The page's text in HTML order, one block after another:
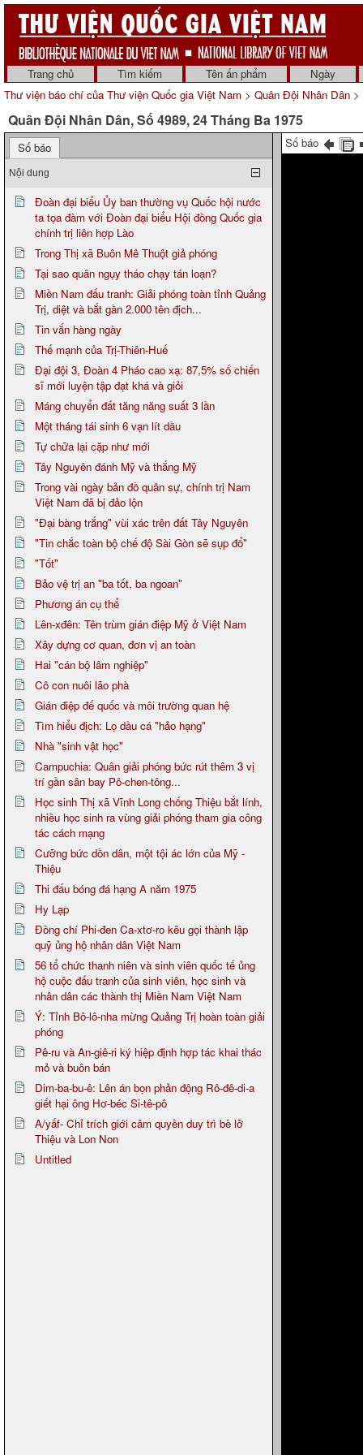
Trang chủ Tìm kiếm Tên ấn phẩm
Ngày
Thư viện báo chí của Thư viện Quốc gia Việt Nam > Quân Đội Nhân Dân >
Quân Đội Nhân Dân, Số 4989, 24 Tháng Ba 1975
Số báo
Nội dung
Đoàn đại biểu Ủy ban thường vụ Quốc hội nước
ta tọa đàm với Đoàn đại biểu Hội đồng Quốc gia
chính trị liên hợp Lào
Trong Thị xã Buôn Mê Thuột giả phóng
Tại sao quân ngụy tháo chạy tán loạn?
Miền Nam đấu tranh: Giải phóng toàn tỉnh Quảng
Trị, diệt và bắt gần 2.000 tên địch...
Tin vắn hàng ngày
Thế mạnh của Trị-Thiên-Huế
Đại đội 3, Đoàn 4 Pháo cao xạ: 87,5% số chiến
sĩ mới luyện tập đạt khá và giỏi
Máng chuyển đất tăng năng suất 3 lần
Một tháng tái sinh 6 vạn lít dầu
Tự chữa lại cặp như mới
Tây Nguyên đánh Mỹ và thắng Mỹ
Trong vài ngày bản đồ quân sự, chính trị Nam
Việt Nam đã bị đảo lộn
"Đại bàng trắng" vùi xác trên đất Tây Nguyên
"Tin chắc toàn bộ chế độ Sài Gòn sẽ sụp đổ"
"Tốt"
Bảo vệ trị an "ba tốt, ba ngoan"
Phương án cụ thể
Lên-xđên: Tên trùm gián điệp Mỹ ở Việt Nam
Xây dựng cơ quan, đơn vị an toàn
Hai "cán bộ lâm nghiệp"
Cô con nuôi lão phà
Gián điệp đế quốc và môi trường quan hệ
Tìm hiểu địch: Lọ dầu cá "hảo hạng"
Nhà "sinh vật học"
Campuchia: Quân giải phóng bức rút thêm 3 vị
trí gần sân bay Pô-chen-tông...
Học sinh Thị xã Vĩnh Long chống Thiệu bắt lính,
nhiều học sinh ra vùng giải phóng tham gia công
tác cách mạng
Cưỡng bức dồn dân, một tội ác lớn của Mỹ -
Thiệu
Thi đấu bóng đá hạng A năm 1975
Hy Lạp
Đồng chí Phi-đen Ca-xtơ-ro kêu gọi thành lập
quỹ ủng hộ nhân dân Việt Nam
56 tổ chức thanh niên và sinh viên quốc tế ủng
hộ cuộc đấu tranh của sinh viên, học sinh và
nhân dân các thành thị Miền Nam Việt Nam
Ý: Tỉnh Bô-lô-nha mừng Quảng Trị hoàn toàn giải
phóng
Pê-ru và An-giê-ri ký hiệp định hợp tác khai thác
mỏ và buôn bán
Dim-ba-bu-ê: Lên án bọn phản động Rô-đê-di-a
giết hại ông Hơ-béc Si-tê-pô
A/yấf- Chỉ trích giới câm quyền duy trì bè lỡ
Thiệu và Lon Non
Untitled
Số báo